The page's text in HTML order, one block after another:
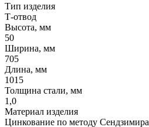
Тип изделия
Т-отвод
Высота, мм
50
Ширина, мм
705
Длина, мм
1015
Толщина стали, мм
1,0
Материал изделия
Цинкование по методу Сендзимира